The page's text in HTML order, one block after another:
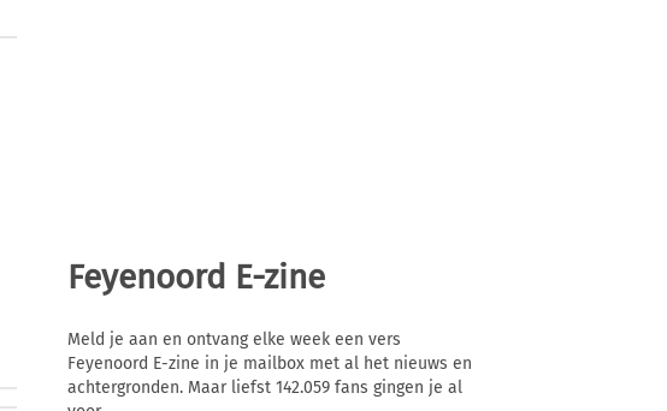
Feyenoord E-zine
Meld je aan en ontvang elke week een vers
Feyenoord E-zine in je mailbox met al het nieuws en
achtergronden. Maar liefst 142.059 fans gingen je al